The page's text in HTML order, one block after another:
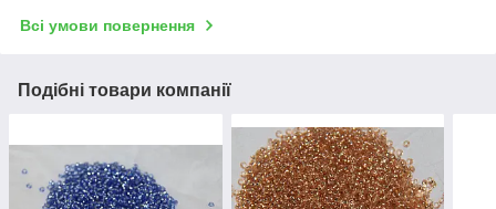
Всі умови повернення
Подібні товари компанії